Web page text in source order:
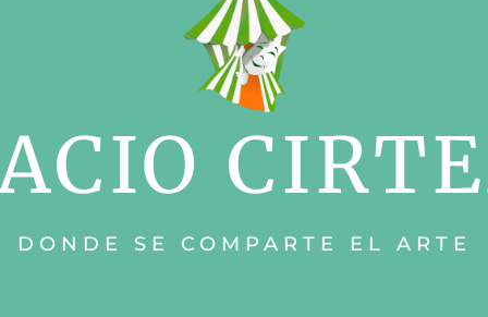
DONDE SE COMPARTE EL ARTE